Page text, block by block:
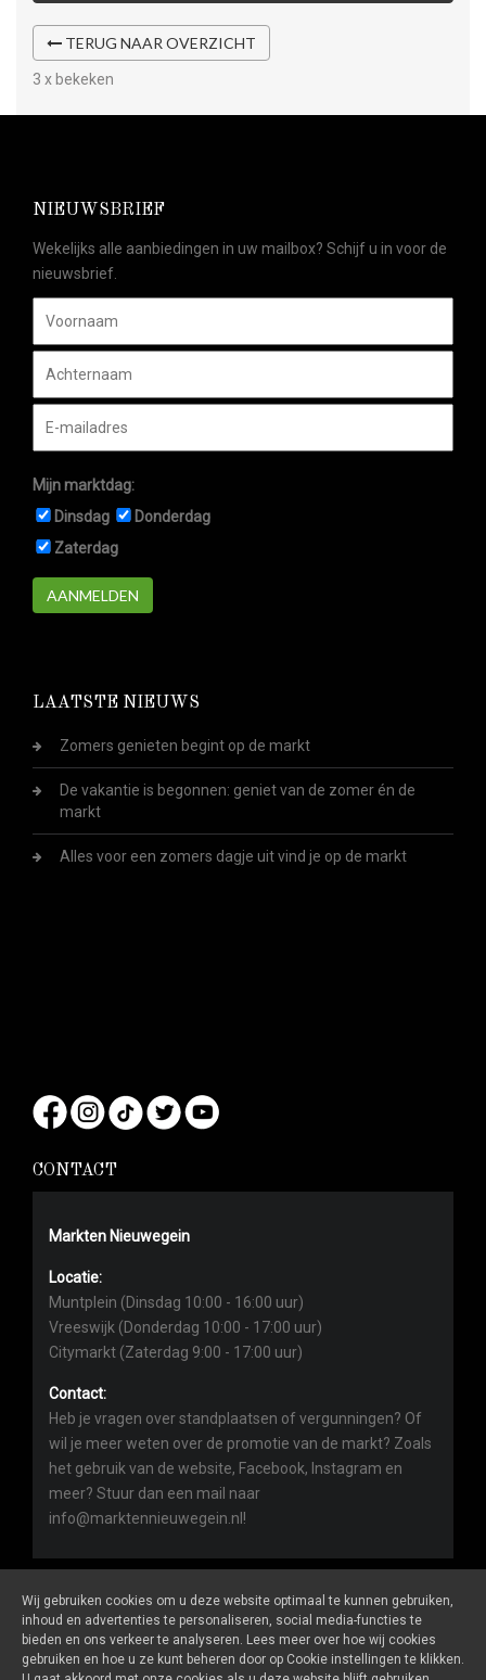
TERUG NAAR OVERZICHT
3 x bekeken
NIEUWSBRIEF
Wekelijks alle aanbiedingen in uw mailbox? Schijf u in voor de
nieuwsbrief.
Mijn marktdag:
Dinsdag
Donderdag
Zaterdag
AANMELDEN
LAATSTE NIEUWS
Zomers genieten begint op de markt
De vakantie is begonnen: geniet van de zomer én de
markt
Alles voor een zomers dagje uit vind je op de markt
CONTACT
Markten Nieuwegein
Locatie:
Muntplein (Dinsdag 10:00 - 16:00 uur)
Vreeswijk (Donderdag 10:00 - 17:00 uur)
Citymarkt (Zaterdag 9:00 - 17:00 uur)
Contact:
Heb je vragen over standplaatsen of vergunningen? Of
wil je meer weten over de promotie van de markt? Zoals
het gebruik van de website, Facebook, Instagram en
meer? Stuur dan een mail naar
info@marktennieuwegein.nl!
Marktennieuwegein.nlis een website van De Markt Online
Wij gebruiken cookies om u deze website optimaal te kunnen gebruiken,
inhoud en advertenties te personaliseren, social media-functies te
bieden en ons verkeer te analyseren. Lees meer over hoe wij cookies
gebruiken en hoe u ze kunt beheren door op Cookie instellingen te klikken.